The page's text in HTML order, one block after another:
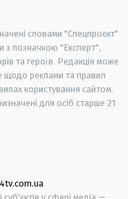
словами "Спецпроєкт"
з позначкою "Експерт",
та героїв. Редакція може
щодо реклами та правил
користування сайтом.
для осіб старше 21